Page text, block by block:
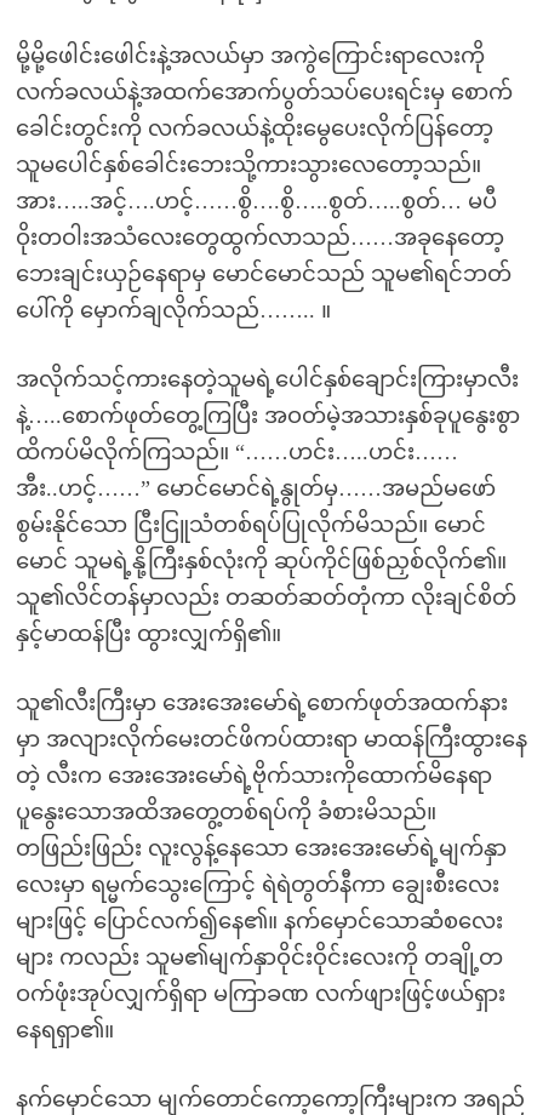
မို့မို့ဖေါင်းဖေါင်းနဲ့အလယ်မှာ အကွဲကြောင်းရာလေးကို
လက်ခလယ်နဲ့အထက်အောက်ပွတ်သပ်ပေးရင်းမှ စောက်
ခေါင်းတွင်းကို လက်ခလယ်နဲ့ထိုးမွေပေးလိုက်ပြန်တော့
သူမပေါင်နှစ်ခေါင်းဘေးသို့ကားသွားလေတော့သည်။
အား…..အင့်….ဟင့်……စွိ….စွိ…..စွတ်…..စွတ်… မပီ
ဝိုးတဝါးအသံလေးတွေထွက်လာသည်……အခုနေတော့
ဘေးချင်းယှဉ်နေရာမှ မောင်မောင်သည် သူမ၏ရင်ဘတ်
ပေါ်ကို မှောက်ချလိုက်သည်…….. ။
အလိုက်သင့်ကားနေတဲ့သူမရဲ့ပေါင်နှစ်ချောင်းကြားမှာလီး
နဲ့…..စောက်ဖုတ်တွေ့ကြပြီး အဝတ်မဲ့အသားနှစ်ခုပူနွေးစွာ
ထိကပ်မိလိုက်ကြသည်။ “……ဟင်း…..ဟင်း……
အီး..ဟင့်……” မောင်မောင်ရဲ့နွုတ်မှ……အမည်မဖော်
စွမ်းနိုင်သော ငြီးငြူသံတစ်ရပ်ပြုလိုက်မိသည်။ မောင်
မောင် သူမရဲ့နို့ကြီးနှစ်လုံးကို ဆုပ်ကိုင်ဖြစ်ညှစ်လိုက်၏။
သူ၏လိင်တန်မှာလည်း တဆတ်ဆတ်တုံကာ လိုးချင်စိတ်
နှင့်မာထန်ပြီး ထွားလျှက်ရှိ၏။
သူ၏လီးကြီးမှာ အေးအေးမော်ရဲ့စောက်ဖုတ်အထက်နား
မှာ အလျားလိုက်မေးတင်ဖိကပ်ထားရာ မာထန်ကြီးထွားနေ
တဲ့ လီးက အေးအေးမော်ရဲ့ဗိုက်သားကိုထောက်မိနေရာ
ပူနွေးသောအထိအတွေ့တစ်ရပ်ကို ခံစားမိသည်။
တဖြည်းဖြည်း လူးလွန့်နေသော အေးအေးမော်ရဲ့မျက်နှာ
လေးမှာ ရမ္မက်သွေးကြောင့် ရဲရဲတွတ်နီကာ ချွေးစီးလေး
များဖြင့် ပြောင်လက်၍နေ၏။ နက်မှောင်သောဆံစလေး
များ ကလည်း သူမ၏မျက်နှာဝိုင်းဝိုင်းလေးကို တချို့တ
ဝက်ဖုံးအုပ်လျှက်ရှိရာ မကြာခဏ လက်ဖျားဖြင့်ဖယ်ရှား
နေရရှာ၏။
နက်မှောင်သော မျက်တောင်ကော့ကော့ကြီးများက အရည်